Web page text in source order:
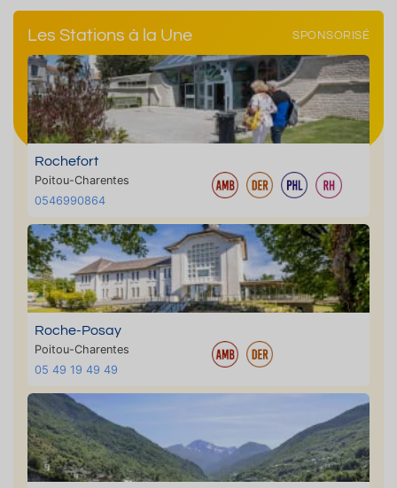
Les Stations à la Une SPONSORISÉ
Rochefort
Poitou-Charentes
0546990864
Roche-Posay
Poitou-Charentes
05 49 19 49 49